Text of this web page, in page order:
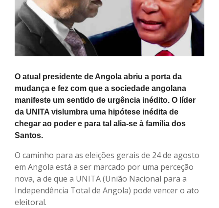
O atual presidente de Angola abriu a porta da
mudança e fez com que a sociedade angolana
manifeste um sentido de urgência inédito. O líder
da UNITA vislumbra uma hipótese inédita de
chegar ao poder e para tal alia-se à família dos
Santos.
O caminho para as eleições gerais de 24 de agosto
em Angola está a ser marcado por uma perceção
nova, a de que a UNITA (União Nacional para a
Independência Total de Angola) pode vencer o ato
eleitoral.